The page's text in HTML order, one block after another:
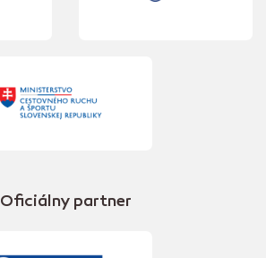
Oficiálny partner